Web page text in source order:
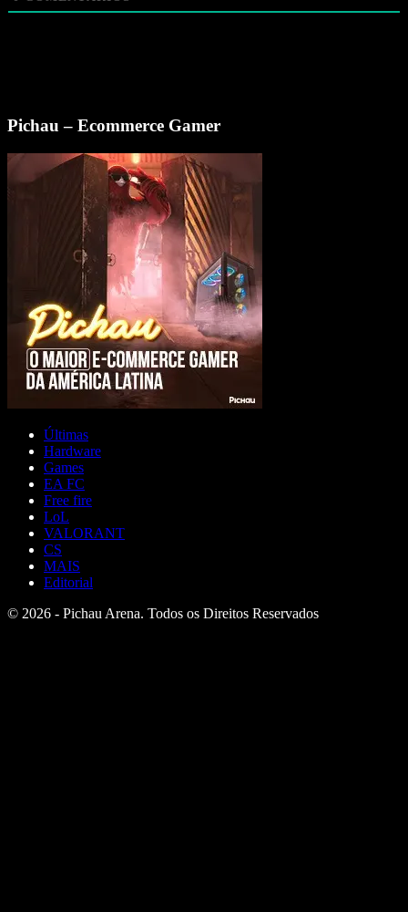
Pichau – Ecommerce Gamer
Últimas
Hardware
Games
EA FC
Free fire
LoL
VALORANT
CS
MAIS
Editorial
© 2026 - Pichau Arena. Todos os Direitos Reservados